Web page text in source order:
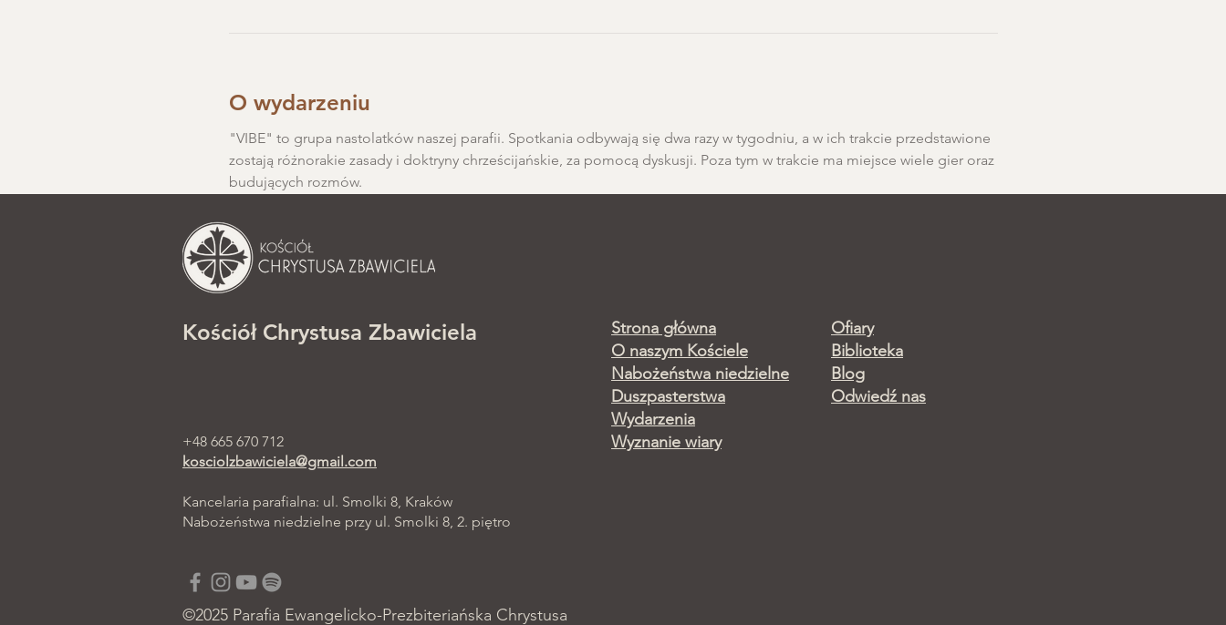
O wydarzeniu
"VIBE" to grupa nastolatków naszej parafii. Spotkania odbywają się dwa razy w tygodniu, a w ich trakcie przedstawione
zostają różnorakie zasady i doktryny chrześcijańskie, za pomocą dyskusji. Poza tym w trakcie ma miejsce wiele gier oraz
budujących rozmów.
Kościół Chrystusa Zbawiciela
+48 665 670 712
kosciolzbawiciela@gmail.com
Kancelaria parafialna: ul. Smolki 8, Kraków
Nabożeństwa niedzielne przy ul. Smolki 8, 2. piętro
Strona główna
O naszym Kościele
Nabożeństwa niedzielne
Duszpasterstwa
Wydarzenia
Wyznanie wiary
Ofiary
Biblioteka
Blog
Odwiedź nas
©2025 Parafia Ewangelicko-Prezbiteriańska Chrystusa